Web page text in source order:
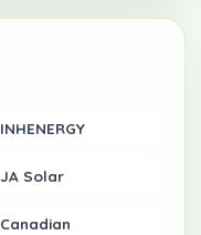
INHENERGY
JA Solar
Canadian